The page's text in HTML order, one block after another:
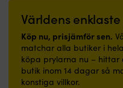
Världens
Köp nu, prisjämför sen.
matchar alla butiker i
köpa prylarna nu – hittar
butik inom 14 dagar så
konstiga villkor.